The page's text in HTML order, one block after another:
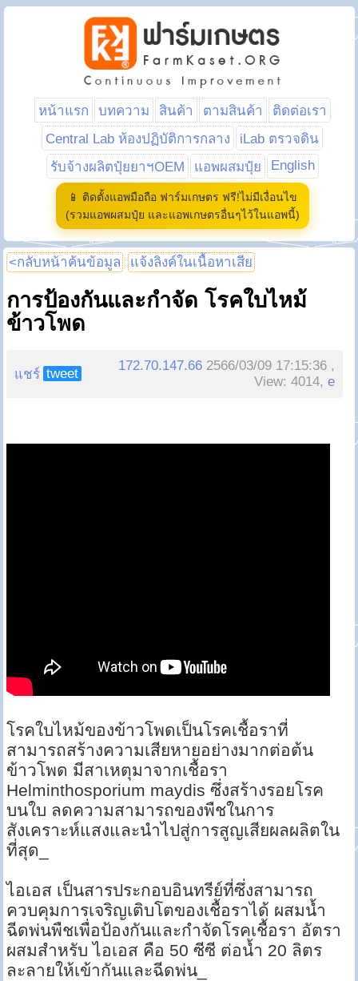
หน้าแรก บทความ สินค้า ตามสินค้า
ติดต่อเรา
Central Lab ห้องปฏิบัติการกลาง
iLab ตรวจดิน
รับจ้างผลิตปุ๋ยยาฯOEM
แอพผสมปุ๋ย English
📱 ติดตั้งแอพมือถือ ฟาร์มเกษตร ฟรี!ไม่มีเงื่อนไข
(รวมแอพผสมปุ๋ย และแอพเกษตรอื่นๆไว้ในแอพนี้)
<กลับหน้าค้นข้อมูล แจ้งลิงค์ในเนื้อหาเสีย
การป้องกันและกำจัด โรคใบไหม้
ข้าวโพด
แชร์ tweet
172.70.147.66 2566/03/09 17:15:36 ,
View: 4014,e
โรคใบไหม้ของข้าวโพดเป็นโรคเชื้อราที่
สามารถสร้างความเสียหายอย่างมากต่อต้น
ข้าวโพด มีสาเหตุมาจากเชื้อรา
Helminthosporium maydis ซึ่งสร้างรอยโรค
บนใบ ลดความสามารถของพืชในการ
สังเคราะห์แสงและนำไปสู่การสูญเสียผลผลิตใน
ที่สุด_
ไอเอส เป็นสารประกอบอินทรีย์ที่ซึ่งสามารถ
ควบคุมการเจริญเติบโตของเชื้อราได้ ผสมน้ำ
ฉีดพ่นพืชเพื่อป้องกันและกำจัดโรคเชื้อรา อัตรา
ผสมสำหรับ ไอเอส คือ 50 ซีซี ต่อน้ำ 20 ลิตร
ละลายให้เข้ากันและฉีดพ่น_